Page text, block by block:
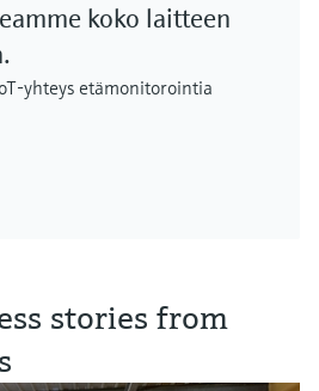
koko laitteen
yhteys etämonitorointia
stories from